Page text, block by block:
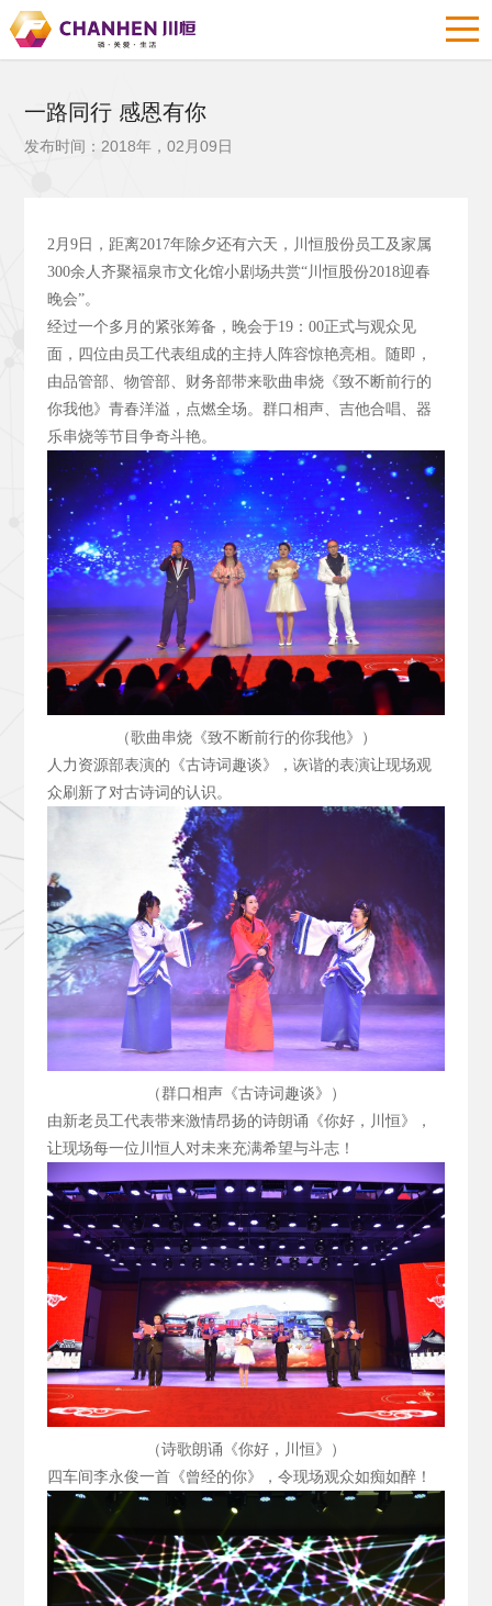
一路同行 感恩有你
发布时间：2018年，02月09日
2月9日，距离2017年除夕还有六天，川恒股份员工及家属
300余人齐聚福泉市文化馆小剧场共赏“川恒股份2018迎春
晚会”。
经过一个多月的紧张筹备，晚会于19：00正式与观众见
面，四位由员工代表组成的主持人阵容惊艳亮相。随即，
由品管部、物管部、财务部带来歌曲串烧《致不断前行的
你我他》青春洋溢，点燃全场。群口相声、吉他合唱、器
乐串烧等节目争奇斗艳。
（歌曲串烧《致不断前行的你我他》）
人力资源部表演的《古诗词趣谈》，诙谐的表演让现场观
众刷新了对古诗词的认识。
（群口相声《古诗词趣谈》）
由新老员工代表带来激情昂扬的诗朗诵《你好，川恒》，
让现场每一位川恒人对未来充满希望与斗志！
（诗歌朗诵《你好，川恒》）
四车间李永俊一首《曾经的你》，令现场观众如痴如醉！